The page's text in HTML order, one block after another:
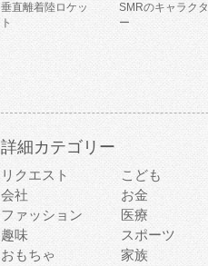
垂直離着陸ロケッ
ト
SMRのキャラクタ
ー
詳細カテゴリー
リクエスト こども
会社
お金
ファッション
医療
趣味
スポーツ
おもちゃ
家族